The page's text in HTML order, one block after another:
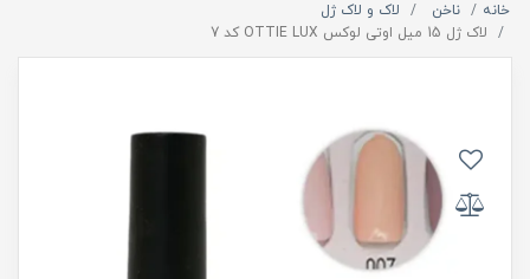
خانه ناخن
لاک و لاک ژل
لاک ژل 15 میل اوتی لوکس OTTIE LUX کد 7